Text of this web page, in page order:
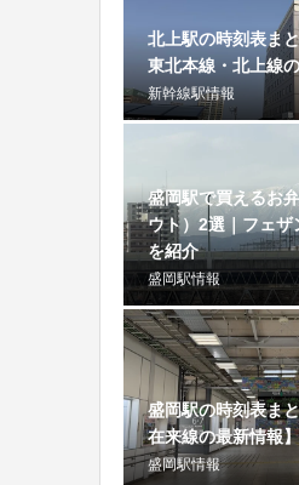
北上駅の時刻表ま
東北本線・北上線の
新幹線駅情報
盛岡駅で買えるお
ウト）2選｜フェザ
を紹介
盛岡駅情報
盛岡駅の時刻表ま
在来線の最新情報】
盛岡駅情報